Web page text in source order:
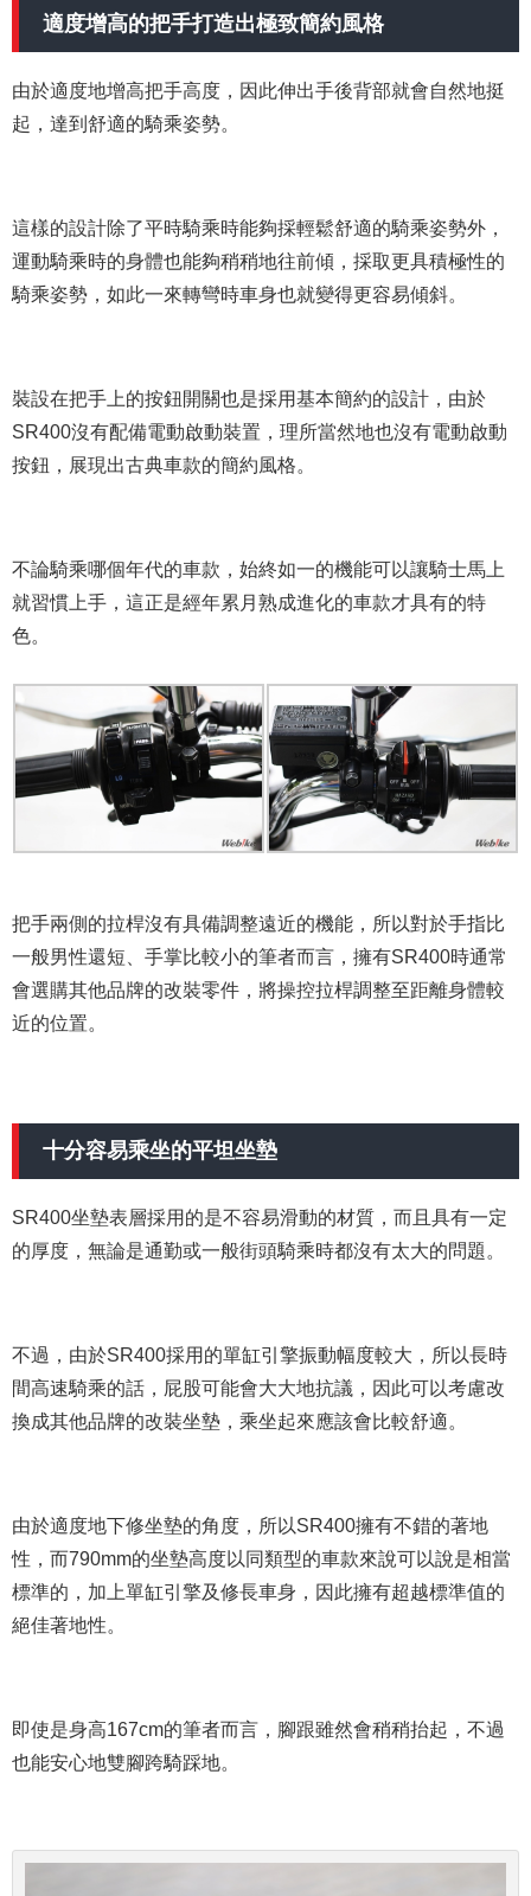
適度增高的把手打造出極致簡約風格
由於適度地增高把手高度，因此伸出手後背部就會自然地挺
起，達到舒適的騎乘姿勢。
這樣的設計除了平時騎乘時能夠採輕鬆舒適的騎乘姿勢外，
運動騎乘時的身體也能夠稍稍地往前傾，採取更具積極性的
騎乘姿勢，如此一來轉彎時車身也就變得更容易傾斜。
裝設在把手上的按鈕開關也是採用基本簡約的設計，由於
SR400沒有配備電動啟動裝置，理所當然地也沒有電動啟動
按鈕，展現出古典車款的簡約風格。
不論騎乘哪個年代的車款，始終如一的機能可以讓騎士馬上
就習慣上手，這正是經年累月熟成進化的車款才具有的特
色。
把手兩側的拉桿沒有具備調整遠近的機能，所以對於手指比
一般男性還短、手掌比較小的筆者而言，擁有SR400時通常
會選購其他品牌的改裝零件，將操控拉桿調整至距離身體較
近的位置。
十分容易乘坐的平坦坐墊
SR400坐墊表層採用的是不容易滑動的材質，而且具有一定
的厚度，無論是通勤或一般街頭騎乘時都沒有太大的問題。
不過，由於SR400採用的單缸引擎振動幅度較大，所以長時
間高速騎乘的話，屁股可能會大大地抗議，因此可以考慮改
換成其他品牌的改裝坐墊，乘坐起來應該會比較舒適。
由於適度地下修坐墊的角度，所以SR400擁有不錯的著地
性，而790mm的坐墊高度以同類型的車款來說可以說是相當
標準的，加上單缸引擎及修長車身，因此擁有超越標準值的
絕佳著地性。
即使是身高167cm的筆者而言，腳跟雖然會稍稍抬起，不過
也能安心地雙腳跨騎踩地。